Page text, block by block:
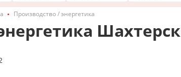
Производство / энергетика
Шахтерск